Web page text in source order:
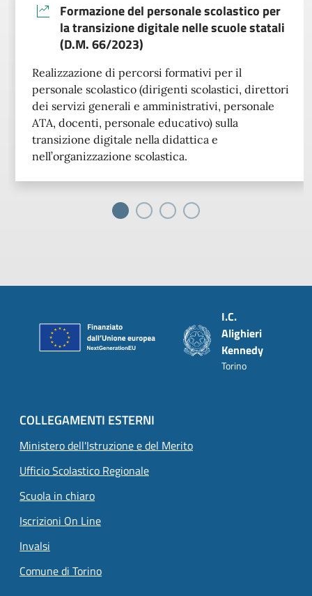
Formazione del personale scolastico per
la transizione digitale nelle scuole statali
(D.M. 66/2023)
Realizzazione di percorsi formativi per il
personale scolastico (dirigenti scolastici, direttori
dei servizi generali e amministrativi, personale
ATA, docenti, personale educativo) sulla
transizione digitale nella didattica e
nell’organizzazione scolastica.
I.C.
Alighieri
Kennedy
Torino
COLLEGAMENTI ESTERNI
Ministero dell'Istruzione e del Merito
Ufficio Scolastico Regionale
Scuola in chiaro
Iscrizioni On Line
Invalsi
Comune di Torino